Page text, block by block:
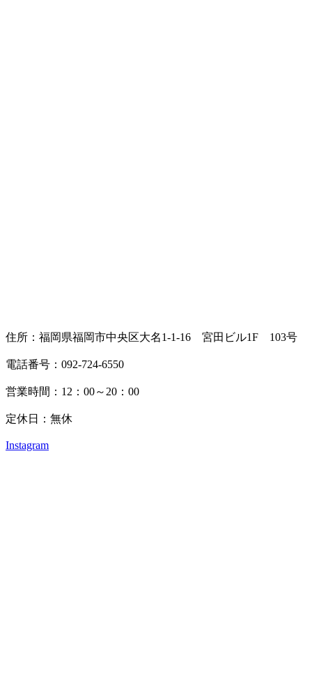
住所：福岡県福岡市中央区大名1-1-16 宮田ビル1F 103号
電話番号：092-724-6550
営業時間：12：00～20：00
定休日：無休
Instagram